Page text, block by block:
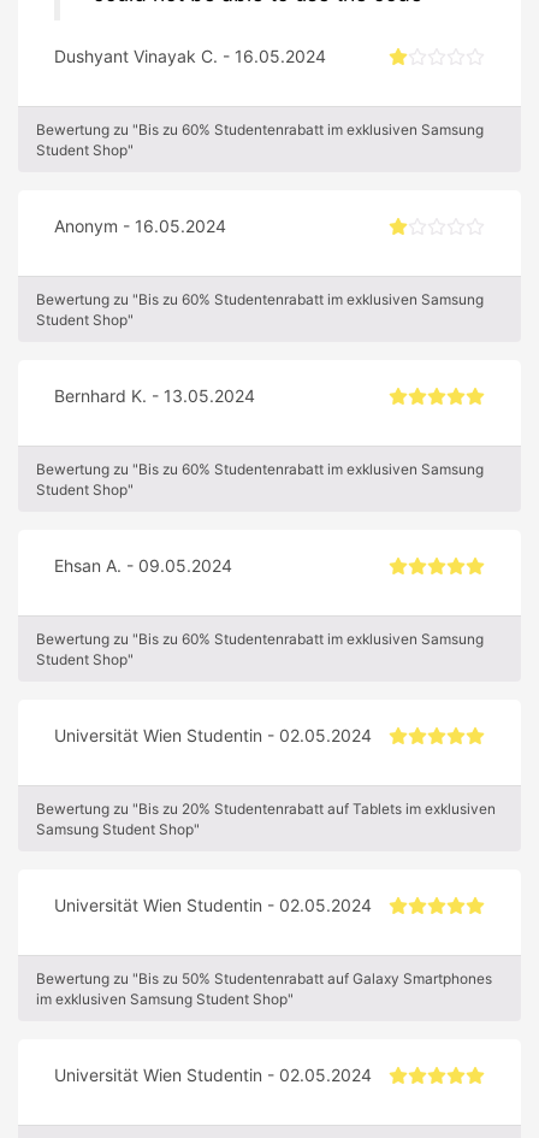
Dushyant Vinayak C. - 16.05.2024
Bewertung zu "Bis zu 60% Studentenrabatt im exklusiven Samsung
Student Shop"
Anonym - 16.05.2024
Bewertung zu "Bis zu 60% Studentenrabatt im exklusiven Samsung
Student Shop"
Bernhard K. - 13.05.2024
Bewertung zu "Bis zu 60% Studentenrabatt im exklusiven Samsung
Student Shop"
Ehsan A. - 09.05.2024
Bewertung zu "Bis zu 60% Studentenrabatt im exklusiven Samsung
Student Shop"
Universität Wien Studentin - 02.05.2024
Bewertung zu "Bis zu 20% Studentenrabatt auf Tablets im exklusiven
Samsung Student Shop"
Universität Wien Studentin - 02.05.2024
Bewertung zu "Bis zu 50% Studentenrabatt auf Galaxy Smartphones
im exklusiven Samsung Student Shop"
Universität Wien Studentin - 02.05.2024